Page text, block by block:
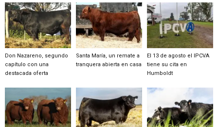
Don Nazareno, segundo
capítulo con una
destacada oferta
Santa María, un remate a
tranquera abierta en casa
El 13 de agosto el IPCVA
tiene su cita en
Humboldt